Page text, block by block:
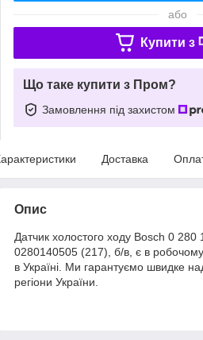
або
Купити з
Що таке купити з Пром?
Замовлення під захистом
Доставка
Опис
Датчик холостого ходу Bosch 0 280
0280140505 (217), б/в, є в робочому
в Україні. Ми гарантуємо швидке
регіони України.